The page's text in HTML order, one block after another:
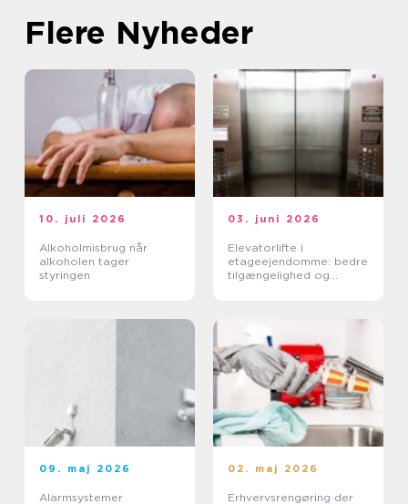
Flere Nyheder
10. juli 2026
Alkoholmisbrug når
alkoholen tager
styringen
03. juni 2026
Elevatorlifte i
etageejendomme: bedre
tilgængelighed og
09. maj 2026
Alarmsystemer
02. maj 2026
Erhvervsrengøring der